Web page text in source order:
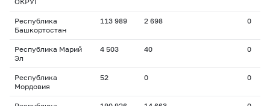
Республика
Башкортостан
113 989 2 698 0
Республика Марий
Эл
4 503 40 0
Республика
Мордовия
52 0 0